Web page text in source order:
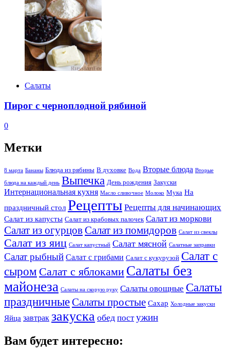
Салаты
Пирог с черноплодной рябиной
0
Метки
8 марта Бананы Блюда из рябины В духовке Вода Вторые блюда Вторые
блюда на каждый день Выпечка День рождения Закуски
Интернациональная кухня Масло сливочное Молоко Мука На
праздничный стол Рецепты Рецепты для начинающих
Салат из капусты Салат из крабовых палочек Салат из моркови
Салат из огурцовСалат из помидоров Салат из свеклы
Салат из яиц Салат капустный Салат мясной Салатные заправки
Салат рыбный Салат с грибами Салат с кукурузой Салат с
сыром Салат с яблоками Салаты без
майонеза Салаты на скорую руку Салаты овощные Салаты
праздничныеСалаты простые Сахар Холодные закуски
Яйца завтрак закуска обед пост ужин
Вам будет интересно: